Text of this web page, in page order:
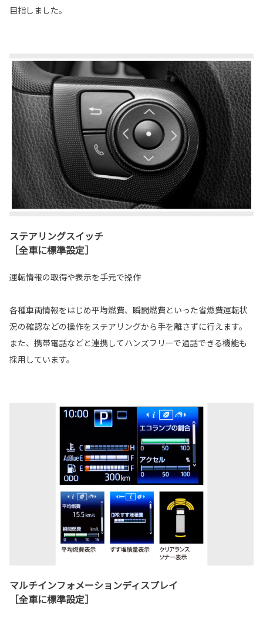
目指しました。
ステアリングスイッチ
［全車に標準設定］
運転情報の取得や表示を手元で操作
各種車両情報をはじめ平均燃費、瞬間燃費といった省燃費運転状
況の確認などの操作をステアリングから手を離さずに行えます。
また、携帯電話などと連携してハンズフリーで通話できる機能も
採用しています。
マルチインフォメーションディスプレイ
［全車に標準設定］